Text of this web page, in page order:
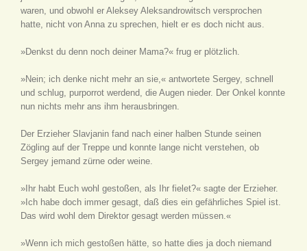
waren, und obwohl er Aleksey Aleksandrowitsch versprochen
hatte, nicht von Anna zu sprechen, hielt er es doch nicht aus.
»Denkst du denn noch deiner Mama?« frug er plötzlich.
»Nein; ich denke nicht mehr an sie,« antwortete Sergey, schnell
und schlug, purporrot werdend, die Augen nieder. Der Onkel konnte
nun nichts mehr ans ihm herausbringen.
Der Erzieher Slavjanin fand nach einer halben Stunde seinen
Zögling auf der Treppe und konnte lange nicht verstehen, ob
Sergey jemand zürne oder weine.
»Ihr habt Euch wohl gestoßen, als Ihr fielet?« sagte der Erzieher.
»Ich habe doch immer gesagt, daß dies ein gefährliches Spiel ist.
Das wird wohl dem Direktor gesagt werden müssen.«
»Wenn ich mich gestoßen hätte, so hatte dies ja doch niemand